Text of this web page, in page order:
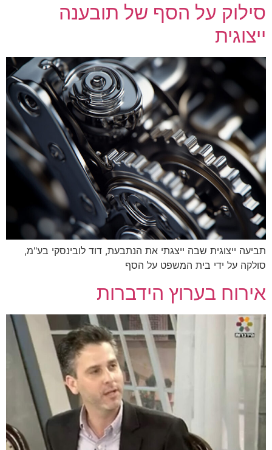
סילוק על הסף של תובענה
ייצוגית
תביעה ייצוגית שבה ייצגתי את הנתבעת, דוד לובינסקי בע"מ,
סולקה על ידי בית המשפט על הסף
אירוח בערוץ הידברות